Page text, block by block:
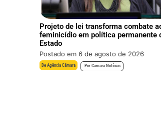
Projeto de lei transforma combate
feminicídio em política permanente
Estado
Postado em 6 de agosto de 2026
De Agência Câmara Por Camara Notícias